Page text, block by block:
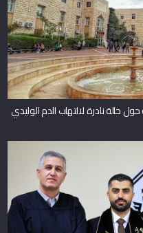
حالة نادرة لالتهاب الدم الوليدي